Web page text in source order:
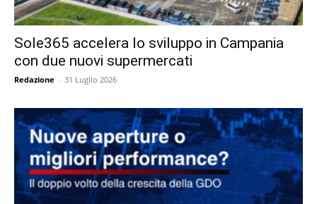
Sole365 accelera lo sviluppo in Campania
con due nuovi supermercati
Redazione - 31 Luglio 2026